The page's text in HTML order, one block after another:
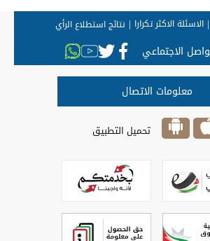
الاسئلة الاكثر تكرارا نتائج استطلاع الرأي
الاجتماعي
معلومات الاتصال
تحميل التطبيق